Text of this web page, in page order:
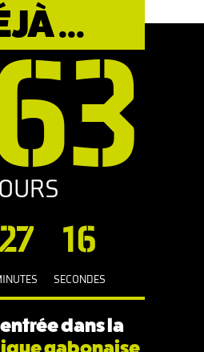
...
27 17
SECONDES
dans la